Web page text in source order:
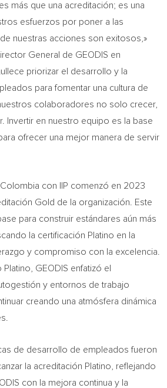
más que una acreditación; es una
esfuerzos por poner a las
nuestras acciones son exitosos,»
General de GEODIS en
priorizar el desarrollo y la
para fomentar una cultura de
colaboradores no solo crecer,
Invertir en nuestro equipo es la base
ofrecer una mejor manera de servir
Colombia con IIP comenzó en 2023
Gold de la organización. Este
para construir estándares aún más
la certificación Platino en la
y compromiso con la excelencia.
GEODIS enfatizó el
y entornos de trabajo
creando una atmósfera dinámica
de desarrollo de empleados fueron
la acreditación Platino, reflejando
con la mejora continua y la